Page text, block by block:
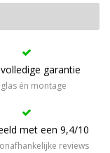
garantie
én montage
met een 9,4/10
reviews